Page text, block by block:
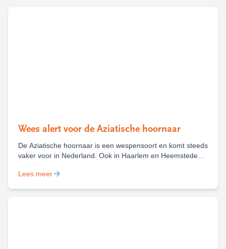
Wees alert voor de Aziatische hoornaar
De Aziatische hoornaar is een wespensoort en komt steeds
vaker voor in Nederland. Ook in Haarlem en Heemstede
gevonden en weggehaald. Het is belangrijk om een nest
Lees meer